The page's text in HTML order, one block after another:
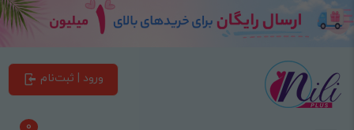
ورود | ثبت‌نام